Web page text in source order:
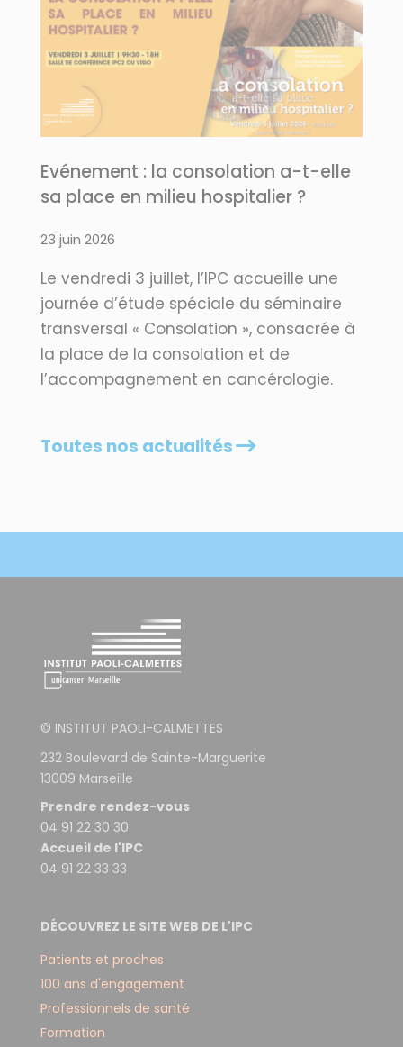
Evénement : la consolation a-t-elle
sa place en milieu hospitalier ?
23 juin 2026
Le vendredi 3 juillet, l’IPC accueille une
journée d’étude spéciale du séminaire
transversal « Consolation », consacrée à
la place de la consolation et de
l’accompagnement en cancérologie.
Toutes nos actualités
© INSTITUT PAOLI-CALMETTES
232 Boulevard de Sainte-Marguerite
13009 Marseille
Prendre rendez-vous
04 91 22 30 30
Accueil de l'IPC
04 91 22 33 33
DÉCOUVREZ LE SITE WEB DE L'IPC
Patients et proches
100 ans d'engagement
Professionnels de santé
Formation